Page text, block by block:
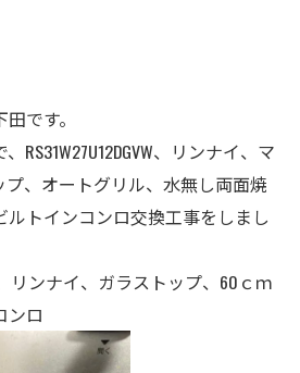
です。
RS31W27U12DGVW、リンナイ、マ
、オートグリル、水無し両面焼
ルトインコンロ交換工事をしまし
リンナイ、ガラストップ、60ｃｍ
ンロ